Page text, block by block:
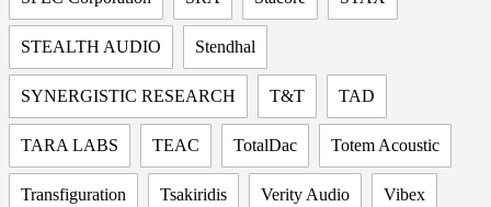
STEALTH AUDIO Stendhal
SYNERGISTIC RESEARCH T&T TAD
TARA LABS TEAC TotalDac Totem Acoustic
Transfiguration Tsakiridis Verity Audio Vibex